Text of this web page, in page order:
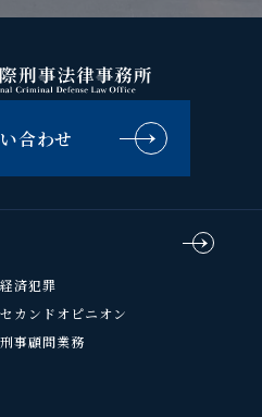
合わせ
経済犯罪
セカンドオピニオン
刑事顧問業務